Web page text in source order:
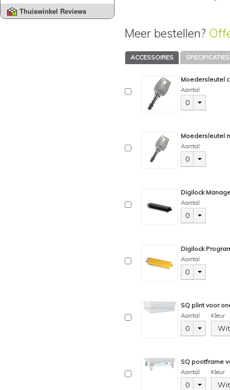
Thuiswinkel Reviews
Meer bestellen?
ACCESSOIRES SPECIFICATIES
Moedersleutel
Aantal
0
Moedersleutel
Aantal
0
Digilock
Aantal
0
Digilock
Aantal
0
SQ plint voor
Aantal
0
Kleur
SQ pootframe
Aantal
0
Kleur